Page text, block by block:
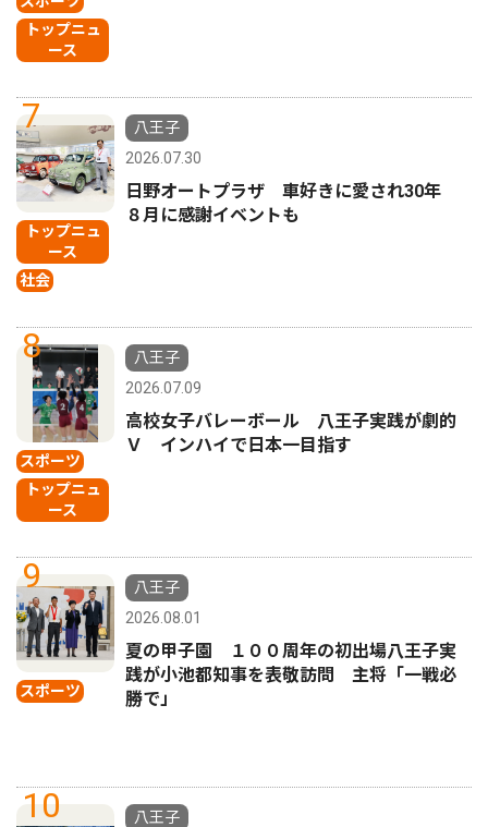
トップニュ
ース
7
トップニュ
ース
社会
八王子
2026.07.30
日野オートプラザ 車好きに愛され30年
８月に感謝イベントも
8
スポーツ
トップニュ
ース
八王子
2026.07.09
高校女子バレーボール 八王子実践が劇的
Ｖ インハイで日本一目指す
9
スポーツ
八王子
2026.08.01
夏の甲子園 １００周年の初出場八王子実
践が小池都知事を表敬訪問 主将「一戦必
勝で」
10
八王子